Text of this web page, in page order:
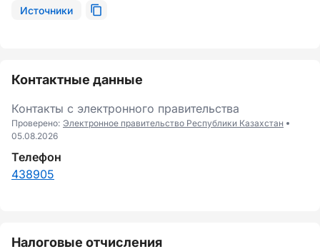
Источники
Контактные данные
Контакты с электронного правительства
Проверено: Электронное правительство Республики Казахстан
05.08.2026
Телефон
438905
Налоговые отчисления